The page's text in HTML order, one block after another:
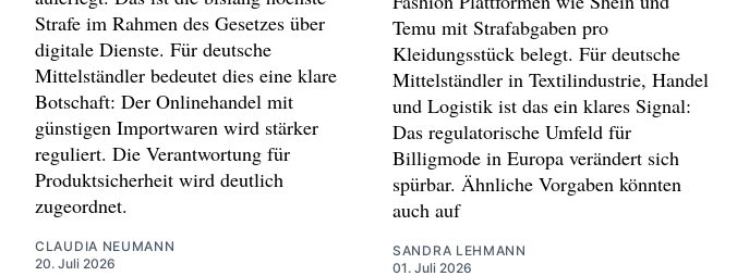
Strafe im Rahmen des Gesetzes über
digitale Dienste. Für deutsche
Mittelständler bedeutet dies eine klare
Botschaft: Der Onlinehandel mit
günstigen Importwaren wird stärker
reguliert. Die Verantwortung für
Produktsicherheit wird deutlich
zugeordnet.
CLAUDIA NEUMANN
20. Juli 2026
Temu mit Strafabgaben pro
Kleidungsstück belegt. Für deutsche
Mittelständler in Textilindustrie, Handel
und Logistik ist das ein klares Signal:
Das regulatorische Umfeld für
Billigmode in Europa verändert sich
spürbar. Ähnliche Vorgaben könnten
auch auf
SANDRA LEHMANN
01. Juli 2026